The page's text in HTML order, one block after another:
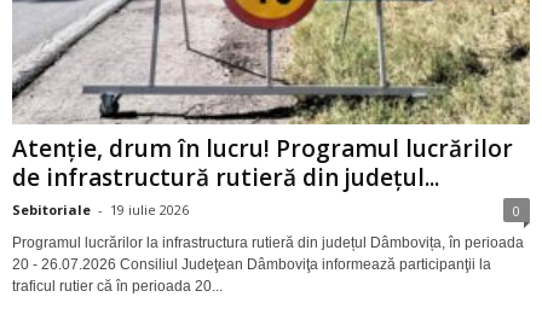
Atenție, drum în lucru! Programul lucrărilor
de infrastructură rutieră din județul...
Sebitoriale - 19 iulie 2026 0
Programul lucrărilor la infrastructura rutieră din județul Dâmbovița, în perioada
20 - 26.07.2026 Consiliul Judeţean Dâmboviţa informează participanţii la
traficul rutier că în perioada 20...